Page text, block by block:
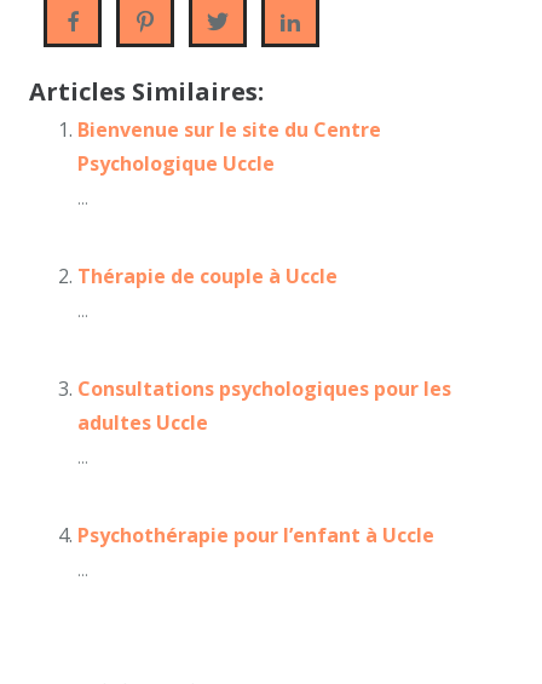
Articles Similaires:
Bienvenue sur le site du Centre
Psychologique Uccle
...
Thérapie de couple à Uccle
...
Consultations psychologiques pour les
adultes Uccle
...
Psychothérapie pour l’enfant à Uccle
...